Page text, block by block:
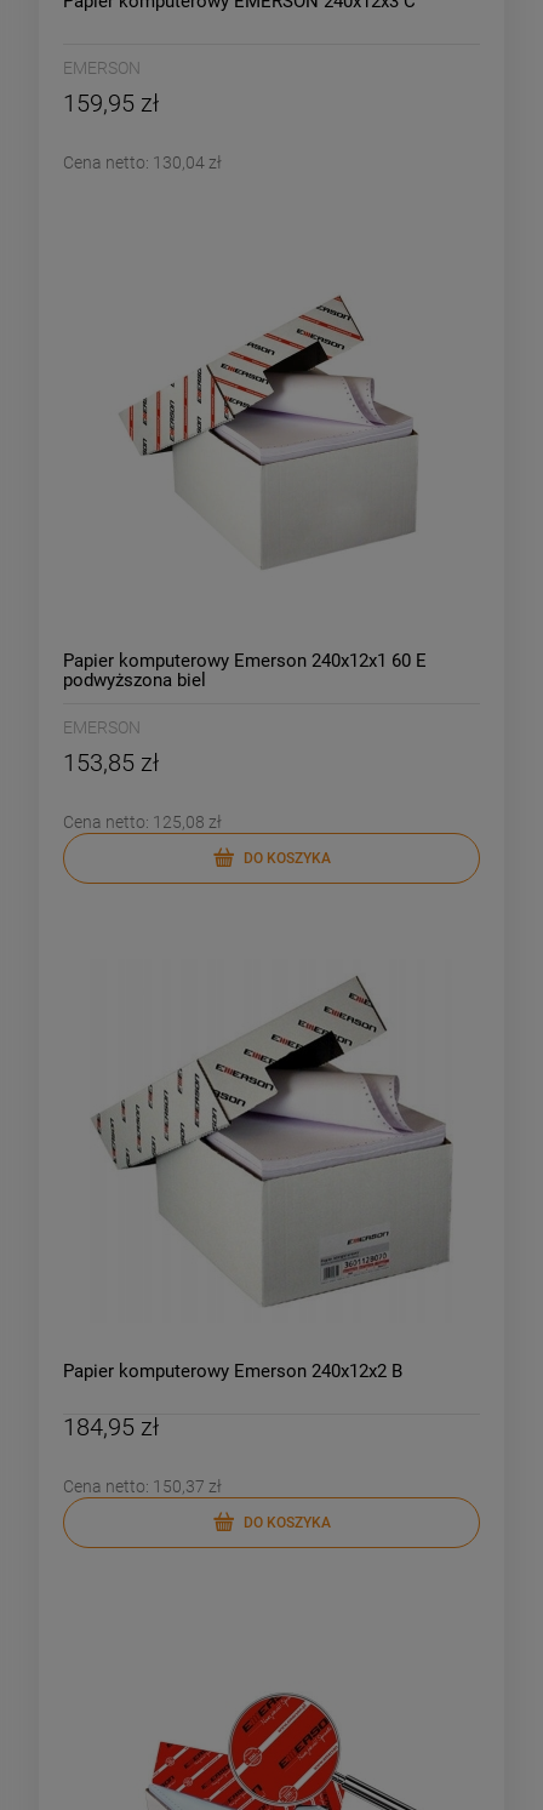
EMERSON
159,95 zł
Cena netto: 130,04 zł
Papier komputerowy Emerson 240x12x1 60 E
podwyższona biel
EMERSON
153,85 zł
Cena netto: 125,08 zł
DO KOSZYKA
Papier komputerowy Emerson 240x12x2 B
184,95 zł
Cena netto: 150,37 zł
DO KOSZYKA